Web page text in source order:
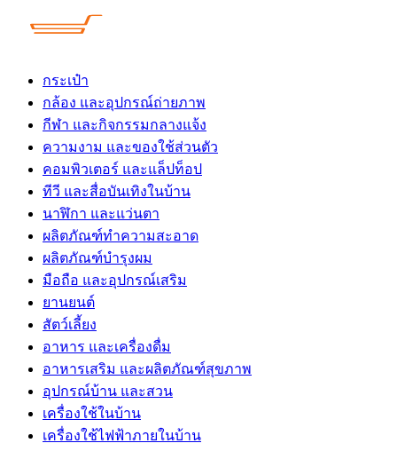
กระเป๋า
กล้อง และอุปกรณ์ถ่ายภาพ
กีฬา และกิจกรรมกลางแจ้ง
ความงาม และของใช้ส่วนตัว
คอมพิวเตอร์ และแล็ปท็อป
ทีวี และสื่อบันเทิงในบ้าน
นาฬิกา และแว่นตา
ผลิตภัณฑ์ทำความสะอาด
ผลิตภัณฑ์บำรุงผม
มือถือ และอุปกรณ์เสริม
ยานยนต์
สัตว์เลี้ยง
อาหาร และเครื่องดื่ม
อาหารเสริม และผลิตภัณฑ์สุขภาพ
อุปกรณ์บ้าน และสวน
เครื่องใช้ในบ้าน
เครื่องใช้ไฟฟ้าภายในบ้าน